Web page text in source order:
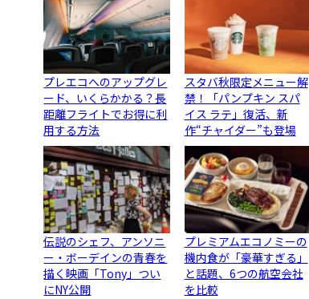
プレエコへのアップグレ
ード、いくらかかる？長
距離フライトでお得に利
用する方法
スタバ秋限定メニュー解
禁！「パンプキン スパ
イス ラテ」復活、新
作“チャイダー”も登場
伝説のシェフ、アンソニ
ー・ボーデインの青春を
描く映画「Tony」つい
にNY公開
プレミアムエコノミーの
機内食が「豪華すぎる」
と話題、6つの航空会社
を比較